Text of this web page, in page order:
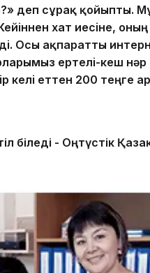
деп сұрақ қойыпты.
хат иесiне,
Осы ақпаратты
ертелi-кеш нәр
келi еттен 200 теңге
біледі - Оңтүстік